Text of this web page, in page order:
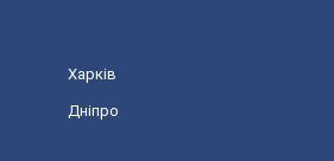
Харків
Дніпро